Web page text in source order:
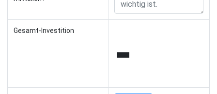
Gesamt-Investition -